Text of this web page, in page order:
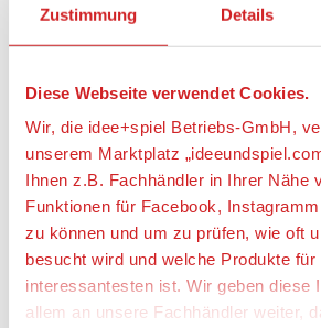
Zustimmung Details
Diese Webseite verwendet Cookies.
Wir, die idee+spiel Betriebs-GmbH,
unserem Marktplatz
Ihnen z.B. Fachhändler in Ihrer Nähe
Funktionen für Facebook,
zu können und um zu prüfen, wie oft
besucht wird und welche Produkte für
interessantesten ist. Wir geben diese
allem an unsere Fachhändler weiter,
ansteckbar, 7 Schleifen ansteckbar,
ansteckbar, 2 Schleifen
Angaben zur Produktsicherheit:
Hersteller:
geobra Brandstätter Stiftung & Co.
Brandstätterstraße 2 - 10, 90513
Deutschland, https://
service@playmobil.de
Warnhinweise
Achtung! Nicht für Kinder